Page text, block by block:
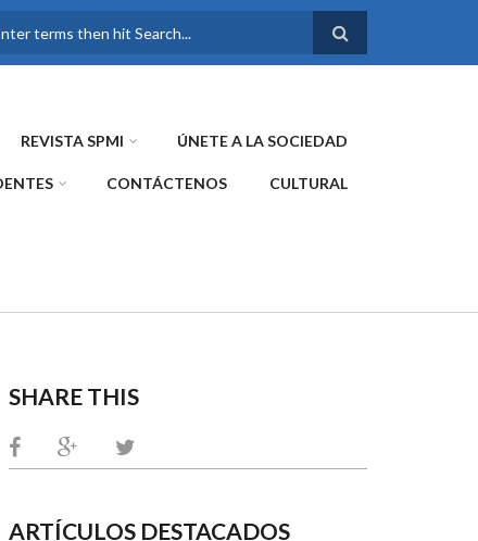
DE
REVISTA SPMI ÚNETE A LA SOCIEDAD
CONTÁCTENOS CULTURAL
SHARE THIS
ARTÍCULOS DESTACADOS